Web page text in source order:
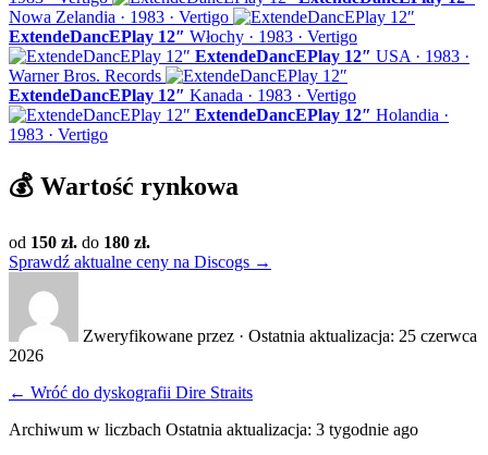
Nowa Zelandia · 1983 · Vertigo
ExtendeDancEPlay 12″ Włochy · 1983 · Vertigo
ExtendeDancEPlay 12″ USA · 1983 ·
Warner Bros. Records
ExtendeDancEPlay 12″ Kanada · 1983 · Vertigo
ExtendeDancEPlay 12″ Holandia ·
1983 · Vertigo
💰 Wartość rynkowa
od 150 zł. do 180 zł.
Sprawdź aktualne ceny na Discogs →
Zweryfikowane przez · Ostatnia aktualizacja: 25 czerwca
2026
← Wróć do dyskografii Dire Straits
Archiwum w liczbach Ostatnia aktualizacja: 3 tygodnie ago